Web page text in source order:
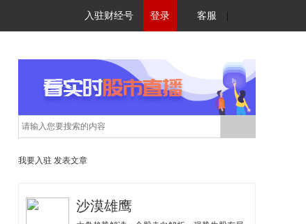
入驻财经号 登录 客服
我要入驻 发表文章
沙漠雄鹰